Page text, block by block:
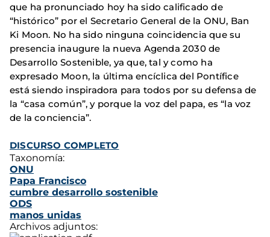
que ha pronunciado hoy ha sido calificado de
“histórico” por el Secretario General de la ONU, Ban
Ki Moon. No ha sido ninguna coincidencia que su
presencia inaugure la nueva Agenda 2030 de
Desarrollo Sostenible, ya que, tal y como ha
expresado Moon, la última encíclica del Pontífice
está siendo inspiradora para todos por su defensa de
la “casa común”, y porque la voz del papa, es “la voz
de la conciencia”.
DISCURSO COMPLETO
Taxonomía:
ONU
Papa Francisco
cumbre desarrollo sostenible
ODS
manos unidas
Archivos adjuntos: